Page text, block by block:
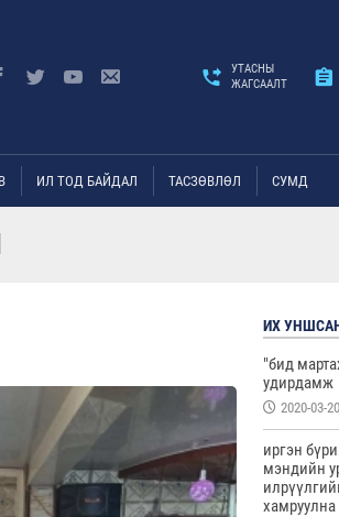
УТАСНЫ
ЖАГСААЛТ
ИЛ ТОД БАЙДАЛ ТАСЗӨВЛӨЛ СУМД
ИХ
"бид
удирдамж
2020-03-20
иргэн
мэндийн
хамруулна